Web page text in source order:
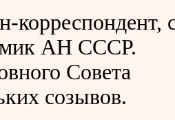
корреспондент,
АН СССР.
Совета
созывов.